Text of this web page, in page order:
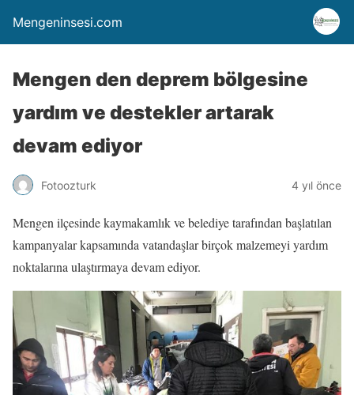
Mengeninsesi.com
Mengen den deprem bölgesine
yardım ve destekler artarak
devam ediyor
Fotoozturk 4 yıl önce
Mengen ilçesinde kaymakamlık ve belediye tarafından başlatılan
kampanyalar kapsamında vatandaşlar birçok malzemeyi yardım
noktalarına ulaştırmaya devam ediyor.